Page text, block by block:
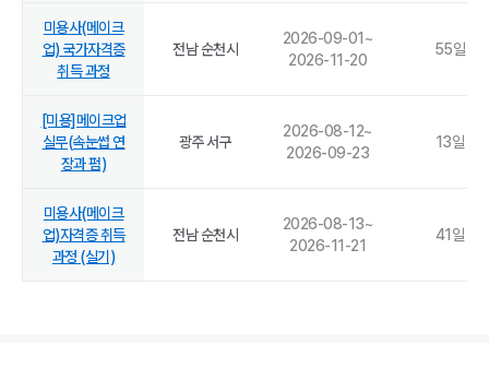
미용사(메이크
업) 국가자격증
취득 과정
전남 순천시
2026-09-01 ~
2026-11-20
55일
[미용]메이크업
실무(속눈썹 연
장과 펌)
광주 서구
2026-08-12~
2026-09-23
13일
미용사(메이크
업)자격증 취득
과정 (실기)
전남 순천시
2026-08-13~
2026-11-21
41 일